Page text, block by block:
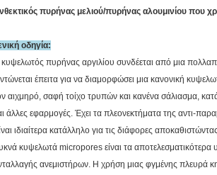
πυρήνας μελιού/πυρήνας αλουμινίου που
οδηγία:
πυρήνας αργιλίου συνδέεται από μια
έπειτα για να διαμορφώσει μια κανονική
αιχμηρό, σαφή τοίχο τρυπών και κανένα σάλιασμα,
άλλες εφαρμογές. Έχει τα πλεονεκτήματα της αντι-
ιδιαίτερα κατάλληλο για τις διάφορες
κυψελωτά micropores είναι τα αποτελεσματικότερα
ανεμιστήρων. Η χρήση μιας φγμένης πλευρά